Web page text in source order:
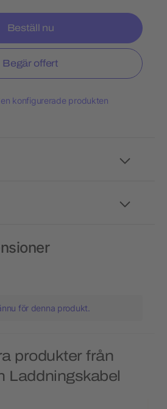
Beställ nu
Begär offert
konfigurerade produkten
för denna produkt.
produkter från
Laddningskabel